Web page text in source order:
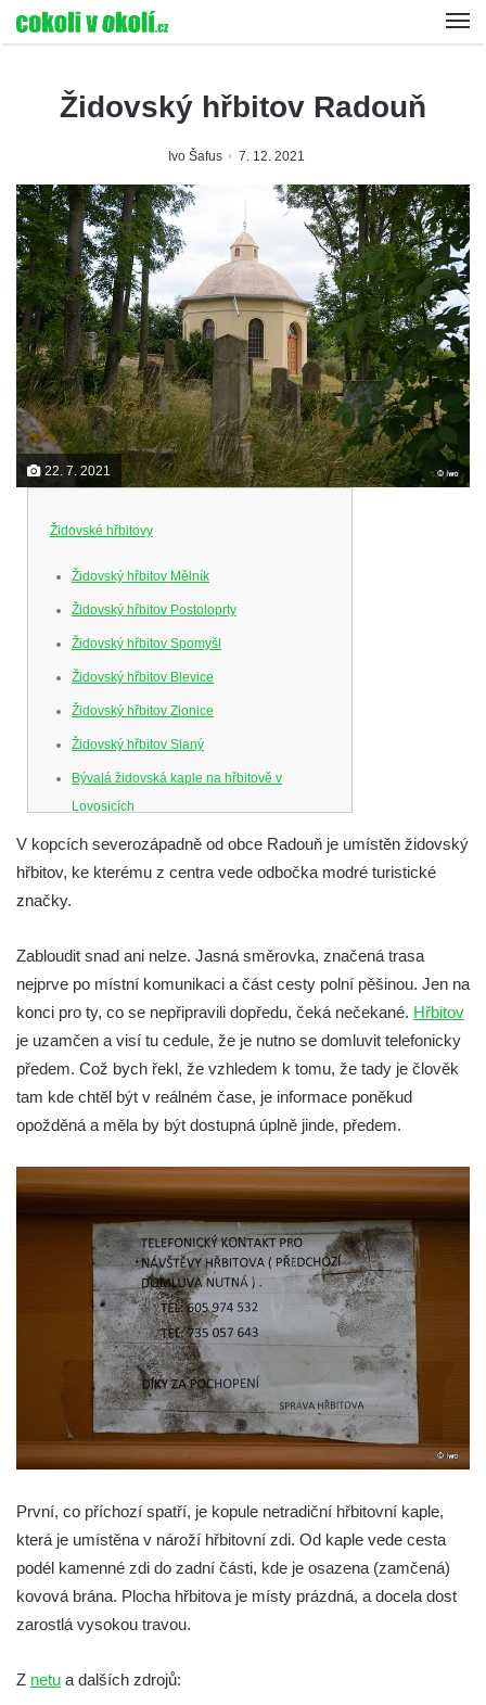
Židovský hřbitov Radouň
Ivo Šafus 7. 12. 2021
22. 7. 2021
Židovské hřbitovy
Židovský hřbitov Mělník
Židovský hřbitov Postoloprty
Židovský hřbitov Spomyšl
Židovský hřbitov Blevice
Židovský hřbitov Zlonice
Židovský hřbitov Slaný
Bývalá židovská kaple na hřbitově v
Lovosicích
Nový židovský hřbitov Lovosice
Židovský hřbitov Litoměřice
Židovský hřbitov Libochovice
Židovský hřbitov Čížkovice
Židovský hřbitov Terezín II.
Židovský hřbitov Terezín I.
Labem
Starý židovský hřbitov Roudnice nad
Labem
Nový židovský hřbitov Hořice
Židovský hřbitov Mnichovo Hradiště
Starý židovský hřbitov Nový Bydžov
Židovský hřbitov Turnov
Nový židovský hřbitov Chodová Planá
(Kuttenplan)
Starý židovský hřbitov Chodová Planá
Nový židovský hřbitov Údlice (Eidlitz)
Židovský hřbitov Poutnov (Pauten)
Židovský hřbitov Bečov nad Teplou
Starý židovský hřbitov v Ústí nad Labem
V kopcích severozápadně od obce Radouň je umístěn židovský
hřbitov, ke kterému z centra vede odbočka modré turistické
značky.
Zabloudit snad ani nelze. Jasná směrovka, značená trasa
nejprve po místní komunikaci a část cesty polní pěšinou. Jen na
konci pro ty, co se nepřipravili dopředu, čeká nečekané. Hřbitov
je uzamčen a visí tu cedule, že je nutno se domluvit telefonicky
předem. Což bych řekl, že vzhledem k tomu, že tady je člověk
tam kde chtěl být v reálném čase, je informace poněkud
opožděná a měla by být dostupná úplně jinde, předem.
První, co příchozí spatří, je kopule netradiční hřbitovní kaple,
která je umístěna v nároží hřbitovní zdi. Od kaple vede cesta
podél kamenné zdi do zadní části, kde je osazena (zamčená)
kovová brána. Plocha hřbitova je místy prázdná, a docela dost
zarostlá vysokou travou.
Z netu a dalších zdrojů: